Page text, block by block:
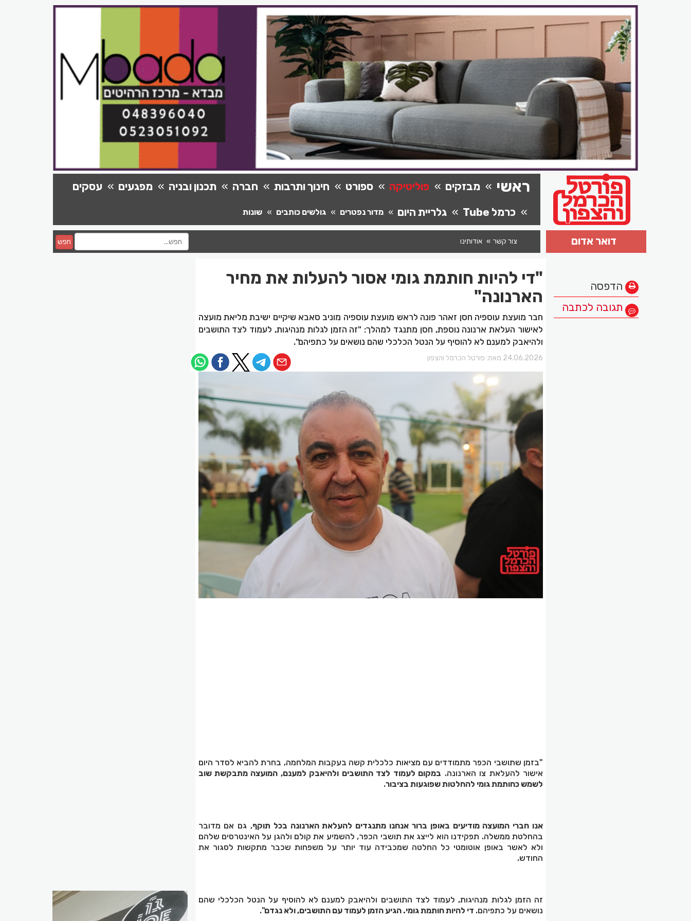
ראשי מבזקים פוליטיקה ספורט חינוך ותרבות חברה תכנון ובניה מפגעים
עסקים
כרמל Tube
גלריית היום מדור נפטרים גולשים כותבים שונות
צור קשר אודותינו חפש דואר אדום
הדפסה
תגובה לכתבה
"די להיות חותמת גומי אסור להעלות את מחיר
הארנונה"
חבר מועצת עוספיה חסן זאהר פונה לראש מועצת עוספיה מוניב סאבא שיקיים ישיבת מליאת מועצה
לאישור העלאת ארנונה נוספת, חסן מתנגד למהלך: "זה הזמן לגלות מנהיגות, לעמוד לצד התושבים
ולהיאבק למענם לא להוסיף על הנטל הכלכלי שהם נושאים על כתפיהם".
24.06.2026 מאת: פורטל הכרמל והצפון
"בזמן שתושבי הכפר מתמודדים עם מציאות כלכלית קשה בעקבות המלחמה, בחרת להביא לסדר היום
אישור להעלאת צו הארנונה. במקום לעמוד לצד התושבים ולהיאבק למענם, המועצה מתבקשת שוב
לשמש כחותמת גומי להחלטות שפוגעות בציבור.
אנו חברי המועצה מודיעים באופן ברור אנחנו מתנגדים להעלאת הארנונה בכל תוקף, גם אם מדובר
בהחלטת ממשלה. תפקידנו הוא לייצג את תושבי הכפר, להשמיע את קולם ולהגן על האינטרסים שלהם
ולא לאשר באופן אוטומטי כל החלטה שמכבידה עוד יותר על משפחות שכבר מתקשות לסגור את
החודש.
זה הזמן לגלות מנהיגות, לעמוד לצד התושבים ולהיאבק למענם לא להוסיף על הנטל הכלכלי שהם
נושאים על כתפיהם. די להיות חותמת גומי. הגיע הזמן לעמוד עם התושבים, ולא נגדם".